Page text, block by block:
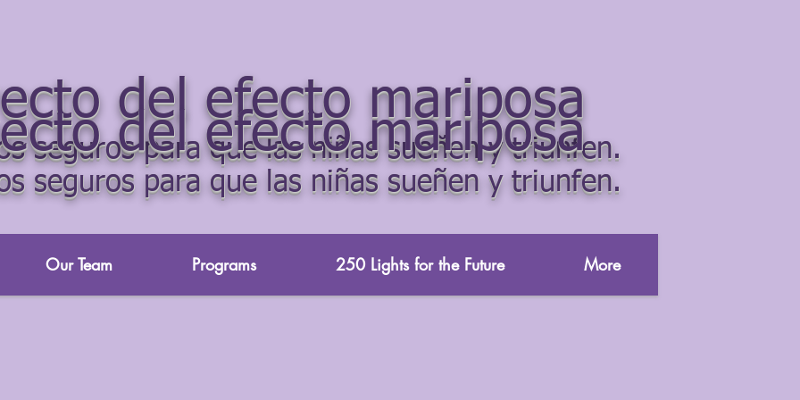
del efecto mariposa
seguros para que las niñas sueñen y triunfen.
del efecto mariposa
seguros para que las niñas sueñen y triunfen.
Our Team Programs 250 Lights for the Future More